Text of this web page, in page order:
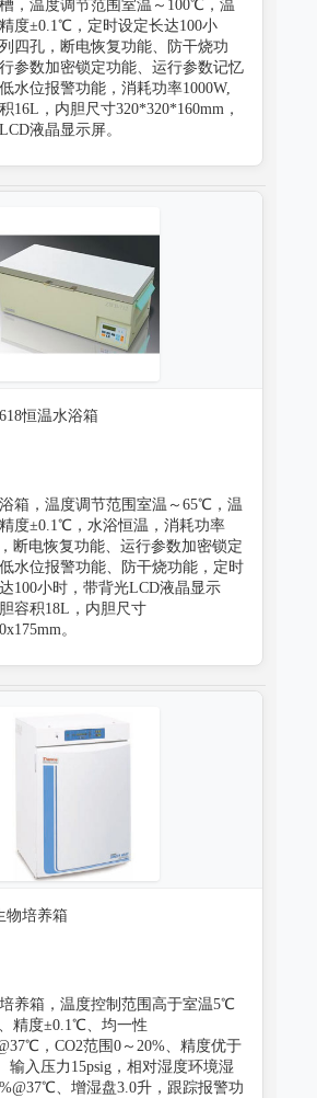
，温度调节范围室温～100℃，温
度±0.1℃，定时设定长达100小
四孔，断电恢复功能、防干烧功
参数加密锁定功能、运行参数记忆
水位报警功能，消耗功率1000W,
16L，内胆尺寸320*320*160mm，
液晶显示屏。
恒温水浴箱
箱，温度调节范围室温～65℃，温
度±0.1℃，水浴恒温，消耗功率
断电恢复功能、运行参数加密锁定
水位报警功能、防干烧功能，定时
100小时，带背光LCD液晶显示
容积18L，内胆尺寸
。
物培养箱
养箱，温度控制范围高于室温5℃
精度±0.1℃、均一性
，CO2范围0～20%、精度优于
输入压力15psig，相对湿度环境湿
、增湿盘3.0升，跟踪报警功